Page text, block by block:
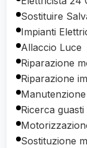
Sostituire
Impianti
Allaccio Luce
Riparazione
Riparazione
Ricerca guasti
Sostituzione